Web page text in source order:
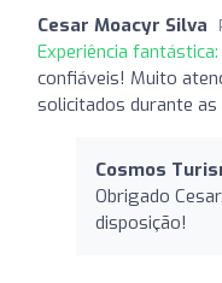
Cesar Moacyr Silva
Experiência fantástica:
confiáveis! Muito
solicitados durante as
Cosmos
Obrigado
disposição!